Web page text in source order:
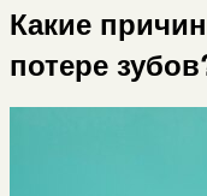
Какие
потере